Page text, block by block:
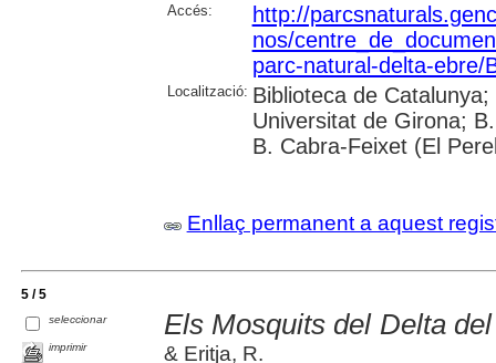
Accés:
http://
nos/
parc-natural-delta-ebre/
Localització: Biblioteca de
Universitat de Girona;
B. Cabra-Feixet (El
Enllaç permanent a aquest
5 / 5
seleccionar
imprimir
Els Mosquits del Delta
& Eritja, R.